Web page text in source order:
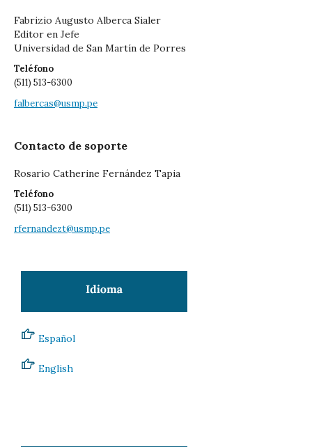
Fabrizio Augusto Alberca Sialer
Editor en Jefe
Universidad de San Martín de Porres
Teléfono
(511) 513-6300
falbercas@usmp.pe
Contacto de soporte
Rosario Catherine Fernández Tapia
Teléfono
(511) 513-6300
rfernandezt@usmp.pe
Español
English